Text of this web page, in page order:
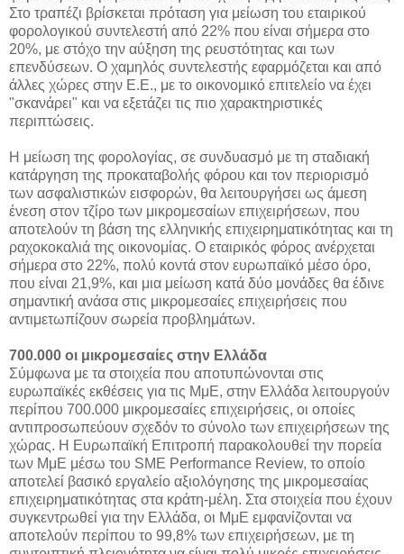
Στο τραπέζι βρίσκεται πρόταση για μείωση του εταιρικού
φορολογικού συντελεστή από 22% που είναι σήμερα στο
20%, με στόχο την αύξηση της ρευστότητας και των
επενδύσεων. Ο χαμηλός συντελεστής εφαρμόζεται και από
άλλες χώρες στην Ε.Ε., με το οικονομικό επιτελείο να έχει
"σκανάρει" και να εξετάζει τις πιο χαρακτηριστικές
περιπτώσεις.
Η μείωση της φορολογίας, σε συνδυασμό με τη σταδιακή
κατάργηση της προκαταβολής φόρου και τον περιορισμό
των ασφαλιστικών εισφορών, θα λειτουργήσει ως άμεση
ένεση στον τζίρο των μικρομεσαίων επιχειρήσεων, που
αποτελούν τη βάση της ελληνικής επιχειρηματικότητας και τη
ραχοκοκαλιά της οικονομίας. Ο εταιρικός φόρος ανέρχεται
σήμερα στο 22%, πολύ κοντά στον ευρωπαϊκό μέσο όρο,
που είναι 21,9%, και μια μείωση κατά δύο μονάδες θα έδινε
σημαντική ανάσα στις μικρομεσαίες επιχειρήσεις που
αντιμετωπίζουν σωρεία προβλημάτων.
700.000 οι μικρομεσαίες στην Ελλάδα
Σύμφωνα με τα στοιχεία που αποτυπώνονται στις
ευρωπαϊκές εκθέσεις για τις ΜμΕ, στην Ελλάδα λειτουργούν
περίπου 700.000 μικρομεσαίες επιχειρήσεις, οι οποίες
αντιπροσωπεύουν σχεδόν το σύνολο των επιχειρήσεων της
χώρας. Η Ευρωπαϊκή Επιτροπή παρακολουθεί την πορεία
των ΜμΕ μέσω του SME Performance Review, το οποίο
αποτελεί βασικό εργαλείο αξιολόγησης της μικρομεσαίας
επιχειρηματικότητας στα κράτη-μέλη. Στα στοιχεία που έχουν
συγκεντρωθεί για την Ελλάδα, οι ΜμΕ εμφανίζονται να
αποτελούν περίπου το 99,8% των επιχειρήσεων, με τη